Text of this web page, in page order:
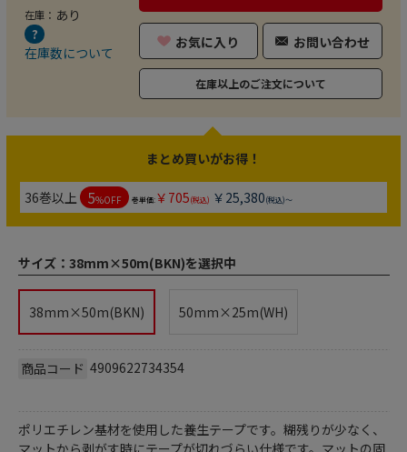
在庫： あり
在庫数について
お気に入り お問い合わせ
在庫以上のご注文について
まとめ買いがお得！
36巻以上 5%OFF 巻単価:￥705(税込) ￥25,380(税込)～
サイズ： 38mm×50m(BKN)を選択中
38mm×50m(BKN) 50mm×25m(WH)
商品コード 4909622734354
ポリエチレン基材を使用した養生テープです。糊残りが少なく、